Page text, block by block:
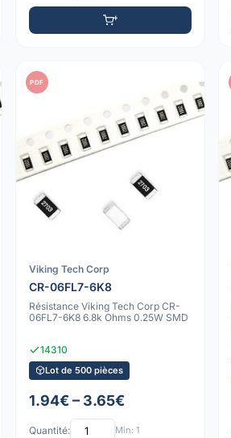
PDF
Viking Tech Corp
CR-06FL7-6K8
Résistance Viking Tech Corp CR-
06FL7-6K8 6.8k Ohms 0.25W SMD
14310
Lot de 500 pièces
1.94€ – 3.65€
Quantité: Min: 1